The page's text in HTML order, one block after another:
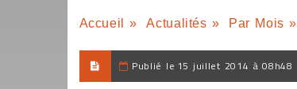
Accueil » Actualités » Par Mois »
Publié le 15 juillet 2014 à 08h48